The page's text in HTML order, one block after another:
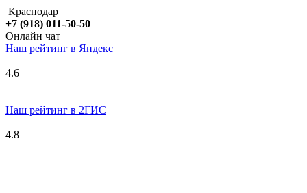
Краснодар
+7 (918) 011-50-50
Онлайн чат
Наш рейтинг в Яндекс
4.6
Наш рейтинг в 2ГИС
4.8